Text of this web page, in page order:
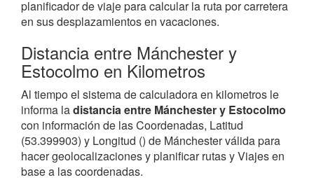
planificador de viaje para calcular la ruta por carretera
en sus desplazamientos en vacaciones.
Distancia entre Mánchester y
Estocolmo en Kilometros
Al tiempo el sistema de calculadora en kilometros le
informa ladistancia entre Mánchester y Estocolmo
con información de las Coordenadas, Latitud
(53.399903) y Longitud () de Mánchester válida para
hacer geolocalizaciones y planificar rutas y Viajes en
base a las coordenadas.